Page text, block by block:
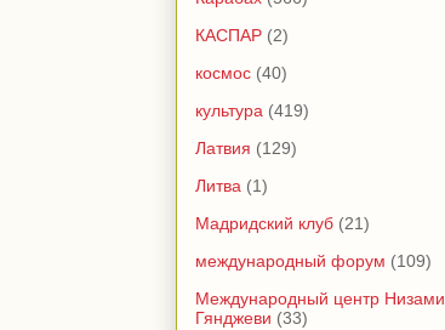
КАСПАР (2)
космос (40)
культура (419)
Латвия (129)
Литва (1)
Мадридский клуб (21)
международный форум (109)
Международный центр Низами
Гянджеви (33)